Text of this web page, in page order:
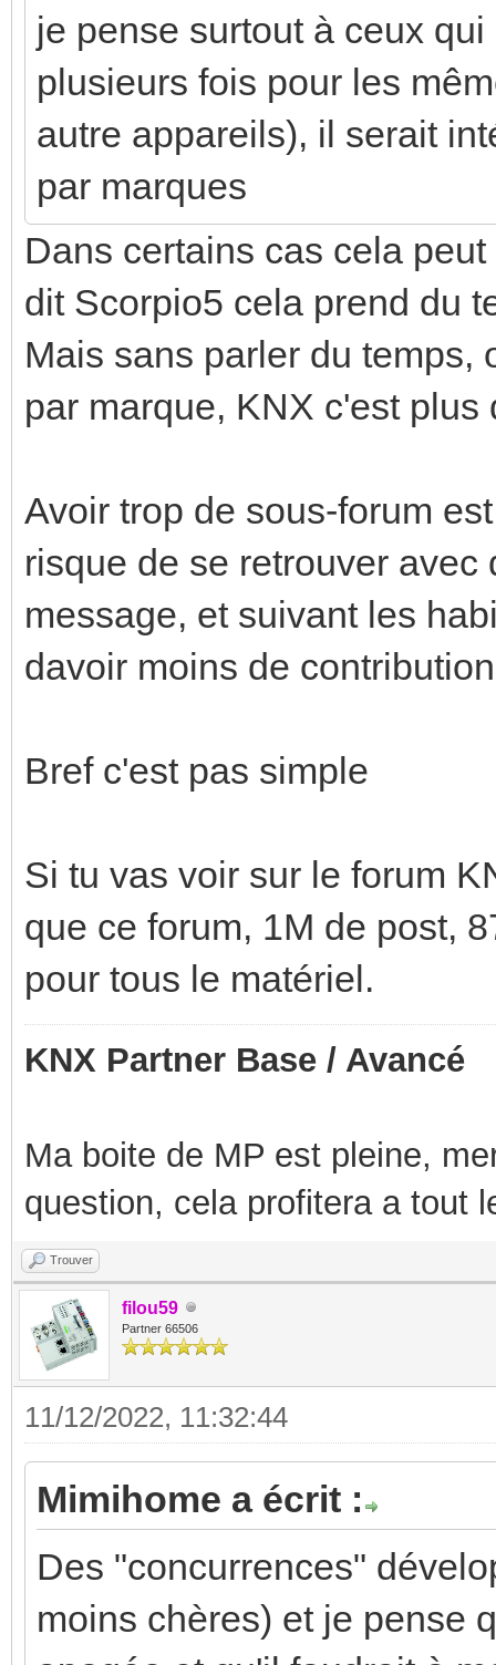
je pense surtout à ceux
plusieurs fois pour les
autre appareils), il serait
par marques
Dans certains cas cela
dit Scorpio5 cela prend du
Mais sans parler du temps,
par marque, KNX c'est
Avoir trop de sous-forum
risque de se retrouver
message, et suivant les
davoir moins de
Bref c'est pas simple
Si tu vas voir sur le forum
que ce forum, 1M de post,
pour tous le matériel.
KNX Partner Base / Avancé
Ma boite de MP est pleine,
question, cela profitera a tout
Trouver
filou59
Partner 66506
11/12/2022, 11:32:44
Mimihome a écrit :
Des "concurrences"
moins chères) et je pense